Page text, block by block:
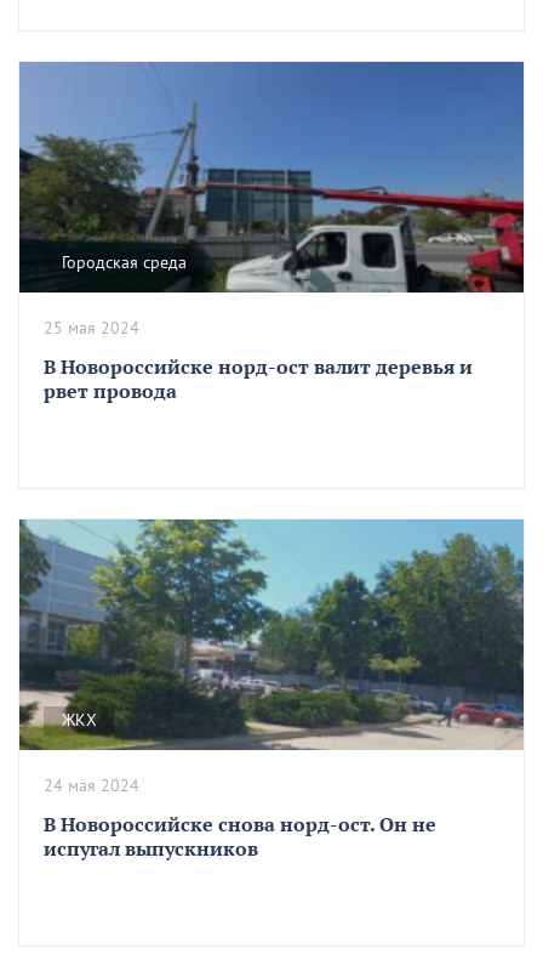
Городская среда
В Новороссийске норд-ост валит деревья и
рвет провода
25 мая 2024
ЖКХ
В Новороссийске снова норд-ост. Он не
испугал выпускников
24 мая 2024